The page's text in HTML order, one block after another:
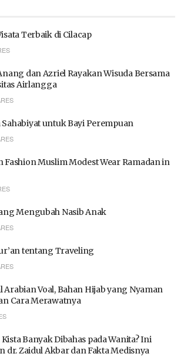
Terbaik di Cilacap
dan Azriel Rayakan Wisuda Bersama
Airlangga
Sahabiyat untuk Bayi Perempuan
Fashion Muslim Modest Wear Ramadan in
Mengubah Nasib Anak
tentang Traveling
Arabian Voal, Bahan Hijab yang Nyaman
Cara Merawatnya
Banyak Dibahas pada Wanita? Ini
dr. Zaidul Akbar dan Fakta Medisnya